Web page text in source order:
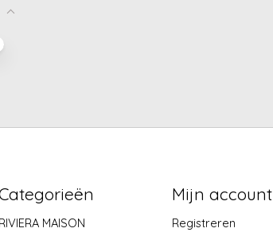
RIVIERA MAISON
Mijn account
Registreren